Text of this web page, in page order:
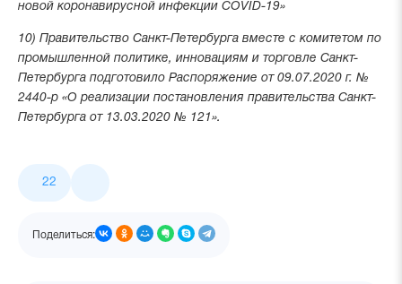
новой коронавирусной инфекции COVID-19»
10) Правительство Санкт-Петербурга вместе с комитетом по
промышленной политике, инновациям и торговле Санкт-
Петербурга подготовило Распоряжение от 09.07.2020 г. №
2440-р «О реализации постановления правительства Санкт-
Петербурга от 13.03.2020 № 121».
Лайки
22
Поделиться: